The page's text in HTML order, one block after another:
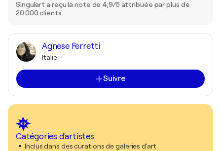
Singulart a reçu la note de 4,9/5 attribuée par plus de
20 000 clients.
Agnese Ferretti
Italie
Suivre
Catégories d'artistes
Inclus dans des curations de galeries d'art